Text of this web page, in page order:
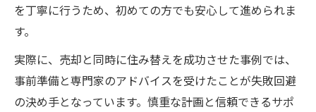
を丁寧に行うため、初めての方でも安心して進められま
す。
実際に、売却と同時に住み替えを成功させた事例では、
事前準備と専門家のアドバイスを受けたことが失敗回避
の決め手となっています。慎重な計画と信頼できるサポ